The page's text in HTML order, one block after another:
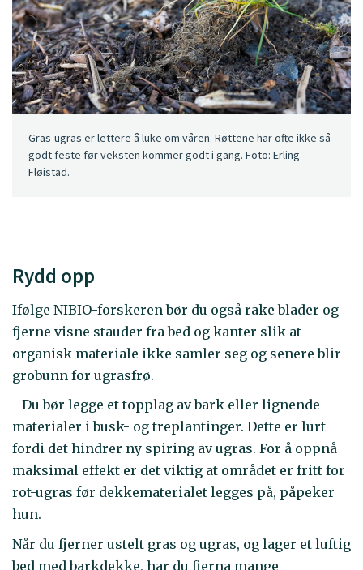
Gras-ugras er lettere å luke om våren. Røttene har ofte ikke så
godt feste før veksten kommer godt i gang. Foto: Erling
Fløistad.
Rydd opp
Ifølge NIBIO-forskeren bør du også rake blader og
fjerne visne stauder fra bed og kanter slik at
organisk materiale ikke samler seg og senere blir
grobunn for ugrasfrø.
- Du bør legge et topplag av bark eller lignende
materialer i busk- og treplantinger. Dette er lurt
fordi det hindrer ny spiring av ugras. For å oppnå
maksimal effekt er det viktig at området er fritt for
rot-ugras før dekkematerialet legges på, påpeker
hun.
Når du fjerner ustelt gras og ugras, og lager et luftig
bed med barkdekke, har du fjerna mange